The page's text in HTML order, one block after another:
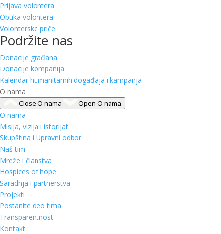
Prijava volontera
Obuka volontera
Volonterske priče
Podržite nas
Donacije građana
Donacije kompanija
Kalendar humanitarnih događaja i kampanja
O nama
Close O nama Open O nama
O nama
Misija, vizija i istorijat
Skupština i Upravni odbor
Naš tim
Mreže i članstva
Hospices of hope
Saradnja i partnerstva
Projekti
Postanite deo tima
Transparentnost
Kontakt